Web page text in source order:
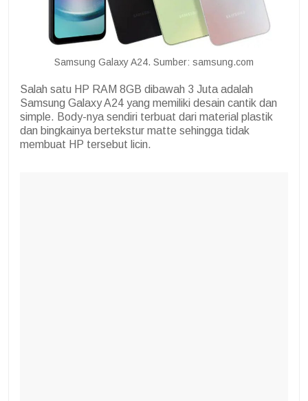
Samsung Galaxy A24. Sumber: samsung.com
Salah satu HP RAM 8GB dibawah 3 Juta adalah
Samsung Galaxy A24 yang memiliki desain cantik dan
simple. Body-nya sendiri terbuat dari material plastik
dan bingkainya bertekstur matte sehingga tidak
membuat HP tersebut licin.